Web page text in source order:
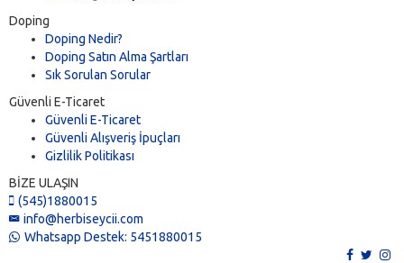
Doping
Doping Nedir?
Doping Satın Alma Şartları
Sık Sorulan Sorular
Güvenli E-Ticaret
Güvenli E-Ticaret
Güvenli Alışveriş İpuçları
Gizlilik Politikası
BİZE ULAŞIN
(545)1880015
info@herbiseycii.com
Whatsapp Destek: 5451880015